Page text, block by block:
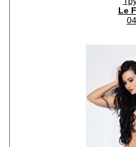
Полиамид
Le